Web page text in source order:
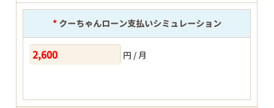
*クーちゃんローン支払いシミュレーション
円 / 月